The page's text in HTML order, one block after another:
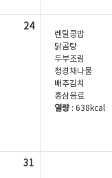
24
렌틸콩밥
닭곰탕
두부조림
청경채나물
배추김치
홍삼음료
열량: 638kcal
31